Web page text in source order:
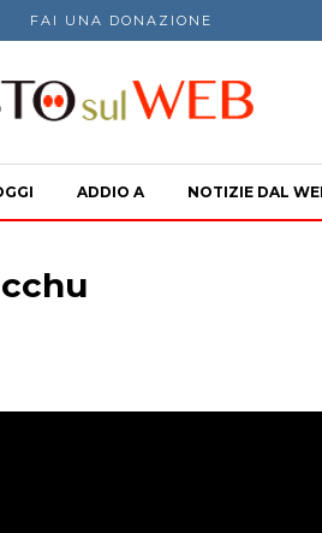
FAI UNA DONAZIONE
ADDIO A NOTIZIE DAL